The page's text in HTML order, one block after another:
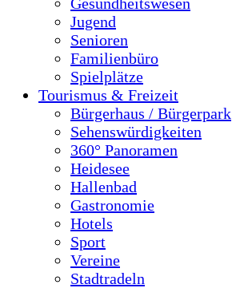
Jugend
Senioren
Familienbüro
Spielplätze
Tourismus & Freizeit
Bürgerhaus / Bürgerpark
Sehenswürdigkeiten
360° Panoramen
Heidesee
Hallenbad
Gastronomie
Hotels
Sport
Vereine
Stadtradeln